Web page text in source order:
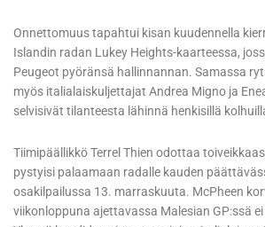
Onnettomuus tapahtui kisan kuudennella
Islandin radan Lukey Heights-kaarteessa,
Peugeot pyöränsä hallinnannan. Samassa
myös italialaiskuljettajat Andrea Migno ja
selvisivät tilanteesta lähinnä henkisillä
Tiimipäällikkö Terrel Thien odottaa
pystyisi palaamaan radalle kauden
osakilpailussa 13. marraskuuta. McPheen
viikonloppuna ajettavassa Malesian GP:ssä